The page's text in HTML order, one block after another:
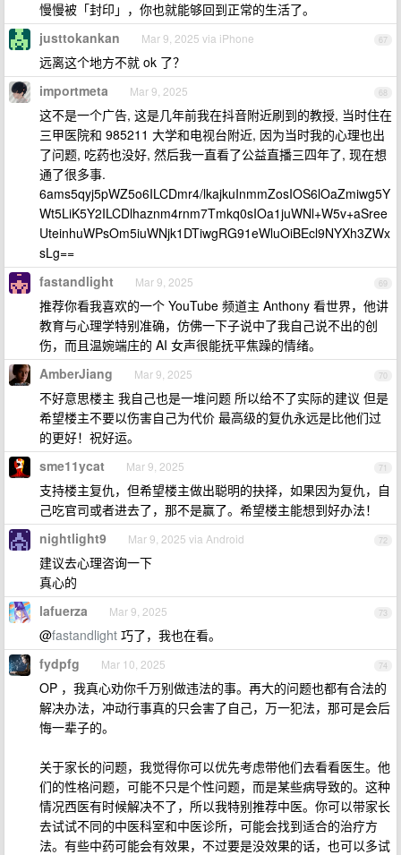
慢慢被「封印」，你也就能够回到正常的生活了。
67
justtokankan Mar 9, 2025 via iPhone
远离这个地方不就 ok 了？
68
importmeta Mar 9, 2025
这不是一个广告, 这是几年前我在抖音附近刷到的教授, 当时住在
三甲医院和 985211 大学和电视台附近, 因为当时我的心理也出
了问题, 吃药也没好, 然后我一直看了公益直播三四年了, 现在想
通了很多事.
6ams5qyj5pWZ5o6ILCDmr4/lkajkuInmmZosIOS6lOaZmiwg5Y
Wt5LiK5Y2ILCDlhaznm4rnm7Tmkq0sIOa1juWNl+W5v+aSree
UteinhuWPsOm5iuWNjk1DTiwgRG91eWluOiBEcl9NYXh3ZWx
sLg==
69
fastandlight Mar 9, 2025
推荐你看我喜欢的一个 YouTube 频道主 Anthony 看世界，他讲
教育与心理学特别准确，仿佛一下子说中了我自己说不出的创
伤，而且温婉端庄的 AI 女声很能抚平焦躁的情绪。
70
AmberJiang Mar 9, 2025
不好意思楼主 我自己也是一堆问题 所以给不了实际的建议 但是
希望楼主不要以伤害自己为代价 最高级的复仇永远是比他们过
的更好！祝好运。
71
sme11ycat Mar 9, 2025
支持楼主复仇，但希望楼主做出聪明的抉择，如果因为复仇，自
己吃官司或者进去了，那不是赢了。希望楼主能想到好办法！
72
nightlight9 Mar 9, 2025 via Android
建议去心理咨询一下
真心的
73
lafuerza Mar 9, 2025
@fastandlight 巧了，我也在看。
74
fydpfg Mar 10, 2025
OP ，我真心劝你千万别做违法的事。再大的问题也都有合法的
解决办法，冲动行事真的只会害了自己，万一犯法，那可是会后
悔一辈子的。
关于家长的问题，我觉得你可以优先考虑带他们去看看医生。他
们的性格问题，可能不只是个性问题，而是某些病导致的。这种
情况西医有时候解决不了，所以我特别推荐中医。你可以带家长
去试试不同的中医科室和中医诊所，可能会找到适合的治疗方
法。有些中药可能会有效果，不过要是没效果的话，也可以多试